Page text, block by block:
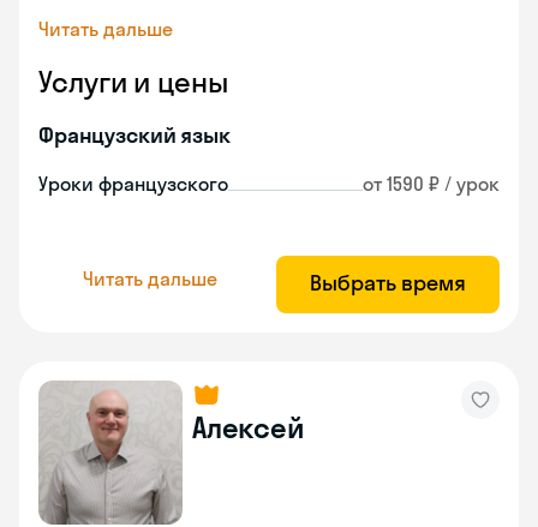
Читать дальше
Услуги и цены
Французский язык
Уроки французского от 1590 ₽ / урок
Читать дальше Выбрать время
Алексей